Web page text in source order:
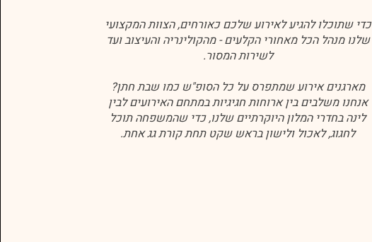
כדי שתוכלו להגיע לאירוע שלכם כאורחים, הצוות המקצועי
שלנו מנהל הכל מאחורי הקלעים - מהקולינריה והעיצוב ועד
לשירות המסור.
מארגנים אירוע שמתפרס על כל הסופ"ש כמו שבת חתן?
אנחנו משלבים בין ארוחות חגיגיות במתחם האירועים לבין
לינה בחדרי המלון היוקרתיים שלנו, כדי שהמשפחה תוכל
לחגוג, לאכול ולישון בראש שקט תחת קורת גג אחת.